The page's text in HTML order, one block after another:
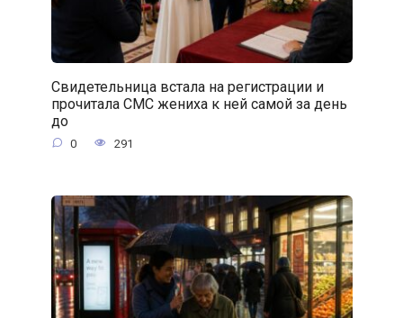
Свидетельница встала на регистрации и
прочитала СМС жениха к ней самой за день
до
0 291